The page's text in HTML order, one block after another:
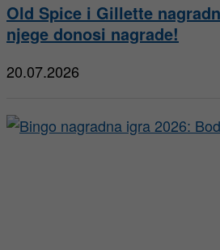
Old Spice i Gillette
njege donosi nagrade!
20.07.2026